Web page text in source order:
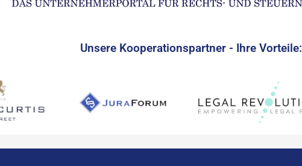
Unsere Kooperationspartner - Ihre Vorteile: